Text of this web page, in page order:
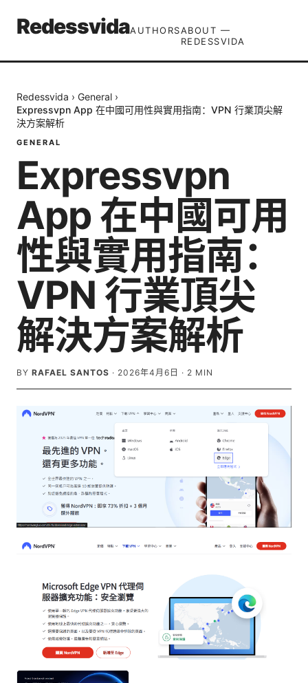
RedessvidaAUTHORSABOUT —
REDESSVIDA
Redessvida › General ›
Expressvpn App 在中國可用性與實用指南：VPN 行業頂尖解
決方案解析
GENERAL
Expressvpn
App 在中國可用
性與實用指南：
VPN 行業頂尖
解決方案解析
BY RAFAEL SANTOS · 2026年4月6日 · 2 MIN